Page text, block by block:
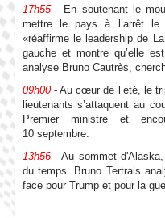
17h55- En soutenant le
mettre le pays à l’arrêt le
«réaffirme le leadership de
gauche et montre qu’elle
analyse Bruno Cautrès,
09h00- Au cœur de l’été, le
lieutenants s’attaquent au
Premier ministre et
10 septembre.
13h56- Au sommet
du temps. Bruno Tertrais
face pour Trump et pour la